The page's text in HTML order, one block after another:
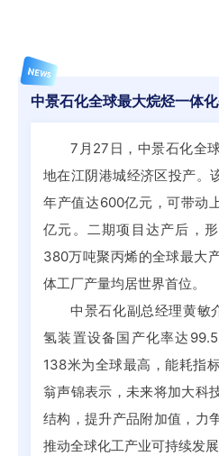
NEWS
中景石化全球最大烷烃一体
7月27日，中景石化全
地在江阴港城经济区投产。
年产值达600亿元，可带动
亿元。二期项目达产后，
380万吨聚丙烯的全球最大
体工厂产量均居世界首位。
中景石化副总经理黄敏
氢装置设备国产化率达
138米为全球最高，能耗指
翁声锦表示，未来将加大科
结构，提升产品附加值，力
推动全球化工产业可持续发展